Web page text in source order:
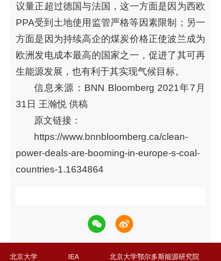
议量正超过德国与法国，这一方面是因为西欧
PPA受到土地使用监管严格等因素限制；另一
方面是因为持续高企的煤炭价格正使波兰成为
欧洲发电成本最高的国家之一，促进了其可再
生能源发展，也有利于其实现气候目标。
信息来源：BNN Bloomberg 2021年7月
31日 王瀚悦 供稿
原文链接：
https://www.bnnbloomberg.ca/clean-
power-deals-are-booming-in-europe-s-coal-
countries-1.1634864
北京大学 IEA 北京大学鄂尔多斯能源研究院